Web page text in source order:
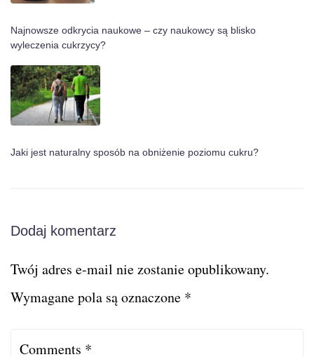
Najnowsze odkrycia naukowe – czy naukowcy są blisko
wyleczenia cukrzycy?
Jaki jest naturalny sposób na obniżenie poziomu cukru?
Dodaj komentarz
Twój adres e-mail nie zostanie opublikowany.
Wymagane pola są oznaczone *